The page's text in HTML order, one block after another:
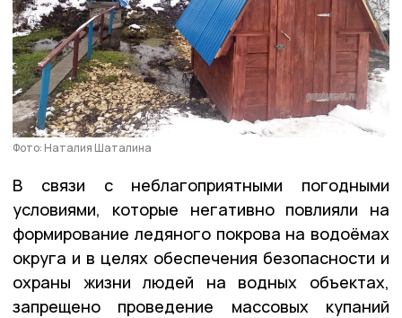
Фото: Наталия Шаталина
В связи с неблагоприятными погодными
условиями, которые негативно повлияли на
формирование ледяного покрова на водоёмах
округа и в целях обеспечения безопасности и
охраны жизни людей на водных объектах,
запрещено проведение массовых купаний